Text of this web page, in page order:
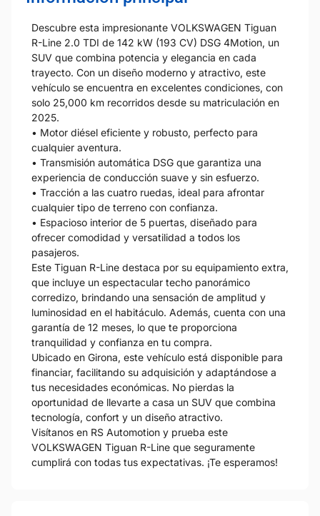
Descubre esta impresionante VOLKSWAGEN Tiguan
R-Line 2.0 TDI de 142 kW (193 CV) DSG 4Motion, un
SUV que combina potencia y elegancia en cada
trayecto. Con un diseño moderno y atractivo, este
vehículo se encuentra en excelentes condiciones, con
solo 25,000 km recorridos desde su matriculación en
2025.
• Motor diésel eficiente y robusto, perfecto para
cualquier aventura.
• Transmisión automática DSG que garantiza una
experiencia de conducción suave y sin esfuerzo.
• Tracción a las cuatro ruedas, ideal para afrontar
cualquier tipo de terreno con confianza.
• Espacioso interior de 5 puertas, diseñado para
ofrecer comodidad y versatilidad a todos los
pasajeros.
Este Tiguan R-Line destaca por su equipamiento extra,
que incluye un espectacular techo panorámico
corredizo, brindando una sensación de amplitud y
luminosidad en el habitáculo. Además, cuenta con una
garantía de 12 meses, lo que te proporciona
tranquilidad y confianza en tu compra.
Ubicado en Girona, este vehículo está disponible para
financiar, facilitando su adquisición y adaptándose a
tus necesidades económicas. No pierdas la
oportunidad de llevarte a casa un SUV que combina
tecnología, confort y un diseño atractivo.
Visítanos en RS Automotion y prueba este
VOLKSWAGEN Tiguan R-Line que seguramente
cumplirá con todas tus expectativas. ¡Te esperamos!